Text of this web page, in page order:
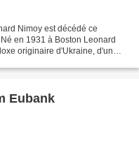
Nimoy est décédé ce
en 1931 à Boston Leonard
originaire d'Ukraine, d'un
Eubank